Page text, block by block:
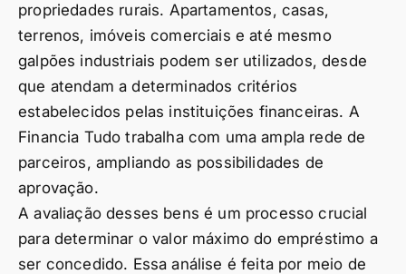
propriedades rurais. Apartamentos, casas,
terrenos, imóveis comerciais e até mesmo
galpões industriais podem ser utilizados, desde
que atendam a determinados critérios
estabelecidos pelas instituições financeiras. A
Financia Tudo trabalha com uma ampla rede de
parceiros, ampliando as possibilidades de
aprovação.
A avaliação desses bens é um processo crucial
para determinar o valor máximo do empréstimo a
ser concedido. Essa análise é feita por meio de